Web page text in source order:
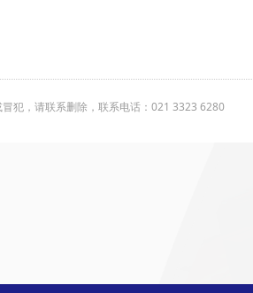
犯，请联系删除，联系电话：021 3323 6280